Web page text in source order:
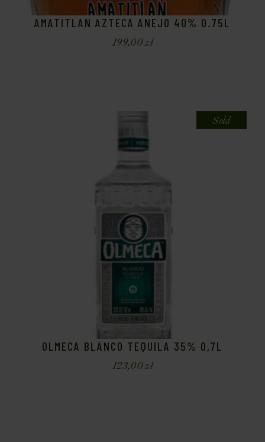
AMATITLAN AZTECA ANEJO 40% 0.75L
199,00zł
Sold
OLMECA BLANCO TEQUILA 35% 0,7L
123,00zł